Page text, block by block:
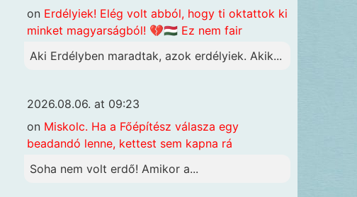
on Erdélyiek! Elég volt abból, hogy ti oktattok ki
minket magyarságból! 💔🇭🇺 Ez nem fair
Aki Erdélyben maradtak, azok erdélyiek. Akik...
2026.08.06. at 09:23
on Miskolc. Ha a Főépítész válasza egy
beadandó lenne, kettest sem kapna rá
Soha nem volt erdő! Amikor a...